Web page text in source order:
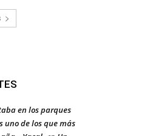
en los parques
uno de los que más